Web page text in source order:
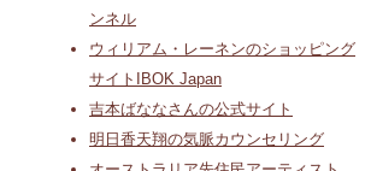
ンネル
ウィリアム・レーネンのショッピング
サイトIBOK Japan
吉本ばななさんの公式サイト
明日香天翔の気脈カウンセリング